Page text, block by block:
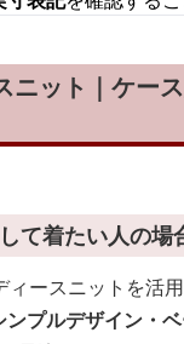
ニット｜ケー
て着たい人の場
ースニットを活用
プルデザイン・